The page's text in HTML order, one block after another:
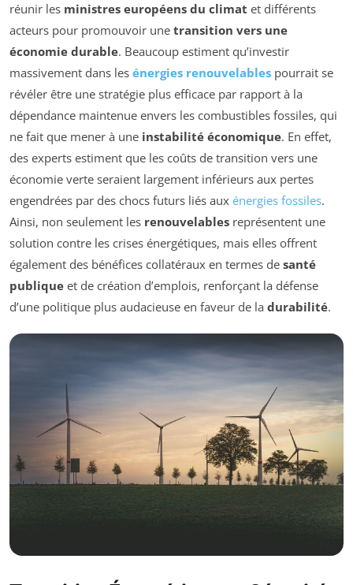
réunir les ministres européens du climat et différents
acteurs pour promouvoir une transition vers une
économie durable. Beaucoup estiment qu’investir
massivement dans les énergies renouvelables pourrait se
révéler être une stratégie plus efficace par rapport à la
dépendance maintenue envers les combustibles fossiles, qui
ne fait que mener à une instabilité économique. En effet,
des experts estiment que les coûts de transition vers une
économie verte seraient largement inférieurs aux pertes
engendrées par des chocs futurs liés aux énergies fossiles.
Ainsi, non seulement les renouvelables représentent une
solution contre les crises énergétiques, mais elles offrent
également des bénéfices collatéraux en termes de santé
publique et de création d’emplois, renforçant la défense
d’une politique plus audacieuse en faveur de la durabilité.